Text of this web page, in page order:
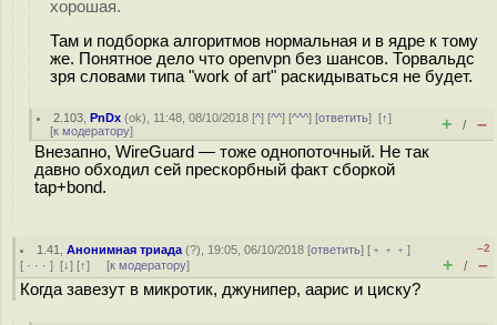
хорошая.
Там и подборка алгоритмов нормальная и в ядре к тому
же. Понятное дело что openvpn без шансов. Торвальдс
зря словами типа "work of art" раскидываться не будет.
2.103 ,PnDx (ok), 11:48, 08/10/2018 [^] [^^] [^^^] [ответить][↑]
[к модератору] + / –
Внезапно, WireGuard — тоже однопоточный. Не так
давно обходил сей прескорбный факт сборкой
tap+bond.
1.41 ,Анонимная триада (?), 19:05, 06/10/2018 [ответить] [ ﹢﹢﹢]
[ · · · ] [↓] [↑] [к модератору]
–2
+ / –
Когда завезут в микротик, джунипер, аарис и циску?